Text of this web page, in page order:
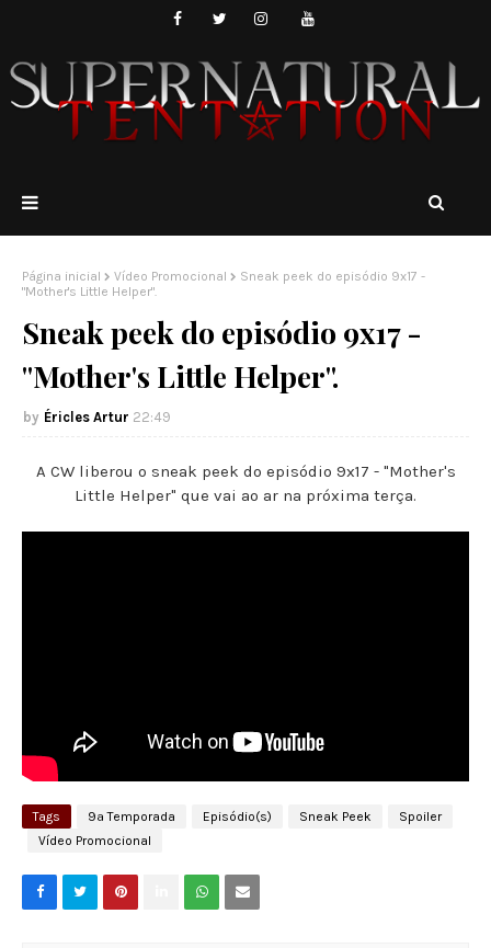
Página inicial Vídeo Promocional
Sneak peek do episódio 9x17 -
"Mother's Little Helper".
Sneak peek do episódio 9x17 -
"Mother's Little Helper".
Éricles Artur 22:49
A CW liberou o sneak peek do episódio 9x17 - "Mother's
Little Helper" que vai ao ar na próxima terça.
Tags 9ª Temporada Episódio(s) Sneak Peek
Spoiler
Vídeo Promocional